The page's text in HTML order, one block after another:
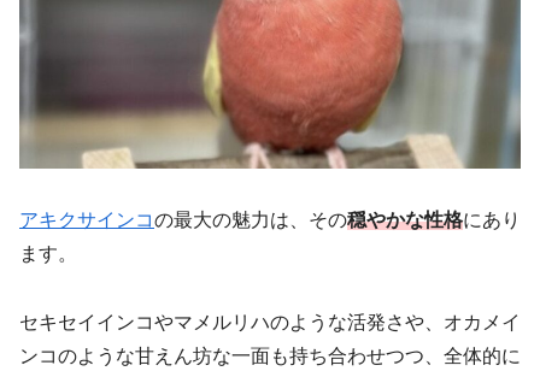
アキクサインコの最大の魅力は、その穏やかな性格にあり
ます。
セキセイインコやマメルリハのような活発さや、オカメイ
ンコのような甘えん坊な一面も持ち合わせつつ、全体的に